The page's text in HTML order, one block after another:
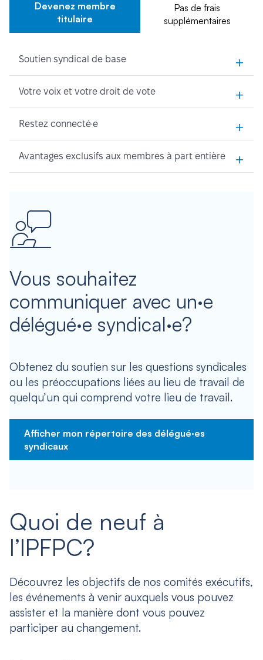
Devenez membre
titulaire
Pas de frais
supplémentaires
Soutien syndical de base +
Votre voix et votre droit de vote +
Restez connecté·e +
Avantages exclusifs aux membres à part entière +
Vous souhaitez
communiquer avec un·e
délégué·e syndical·e?
Obtenez du soutien sur les questions syndicales
ou les préoccupations liées au lieu de travail de
quelqu’un qui comprend votre lieu de travail.
Afficher mon répertoire des délégué·es
syndicaux
Quoi de neuf à
l’IPFPC?
Découvrez les objectifs de nos comités exécutifs,
les événements à venir auxquels vous pouvez
assister et la manière dont vous pouvez
participer au changement.